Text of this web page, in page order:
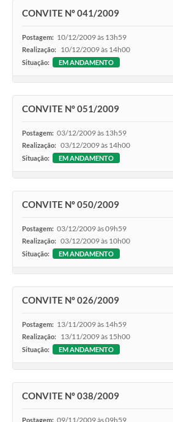
CONVITE Nº 041/2009
Postagem: 10/12/2009 às 13h59
Realização: 10/12/2009 às 14h00
Situação: EM ANDAMENTO
CONVITE Nº 051/2009
Postagem: 03/12/2009 às 13h59
Realização: 03/12/2009 às 14h00
Situação: EM ANDAMENTO
CONVITE Nº 050/2009
Postagem: 03/12/2009 às 09h59
Realização: 03/12/2009 às 10h00
Situação: EM ANDAMENTO
CONVITE Nº 026/2009
Postagem: 13/11/2009 às 14h59
Realização: 13/11/2009 às 15h00
Situação: EM ANDAMENTO
CONVITE Nº 038/2009
Postagem: 09/11/2009 às 09h59